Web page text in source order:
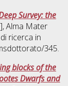
Survey: the
Alma Mater
ricerca in
345.
blocks of the
Dwarfs and